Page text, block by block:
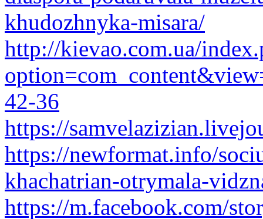
khudozhnyka-misara/
http://kievao.com.ua/
42-36
https://
https://newformat.info/
khachatrian-otrymala-
https://m.facebook.com/